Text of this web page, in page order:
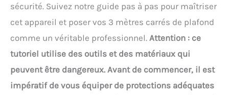
sécurité. Suivez notre guide pas à pas pour maîtriser
cet appareil et poser vos 3 mètres carrés de plafond
comme un véritable professionnel. Attention : ce
tutoriel utilise des outils et des matériaux qui
peuvent être dangereux. Avant de commencer, il est
impératif de vous équiper de protections adéquates